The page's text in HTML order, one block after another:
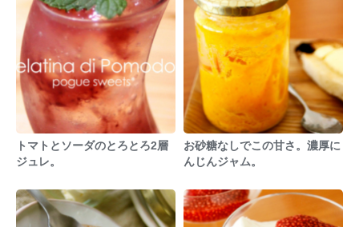
トマトとソーダのとろとろ2層
ジュレ。
お砂糖なしでこの甘さ。濃厚に
んじんジャム。